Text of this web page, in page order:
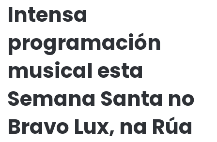
Intensa
programación
musical esta
Semana Santa no
Bravo Lux, na Rúa